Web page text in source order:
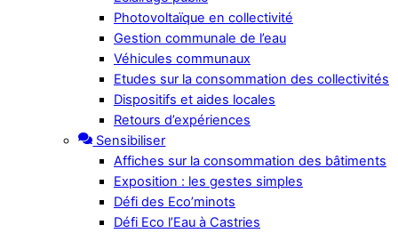
Photovoltaïque en collectivité
Gestion communale de l’eau
Véhicules communaux
Etudes sur la consommation des collectivités
Dispositifs et aides locales
Retours d’expériences
Sensibiliser
Affiches sur la consommation des bâtiments
Exposition : les gestes simples
Défi des Eco’minots
Défi Eco l’Eau à Castries